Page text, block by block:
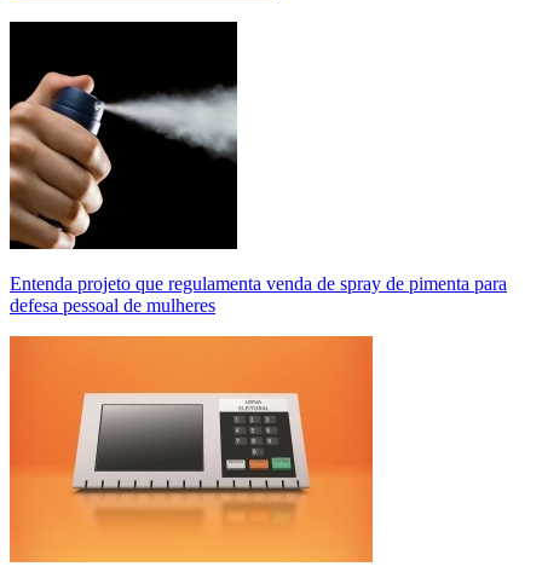
Entenda projeto que regulamenta venda de spray de pimenta para
defesa pessoal de mulheres